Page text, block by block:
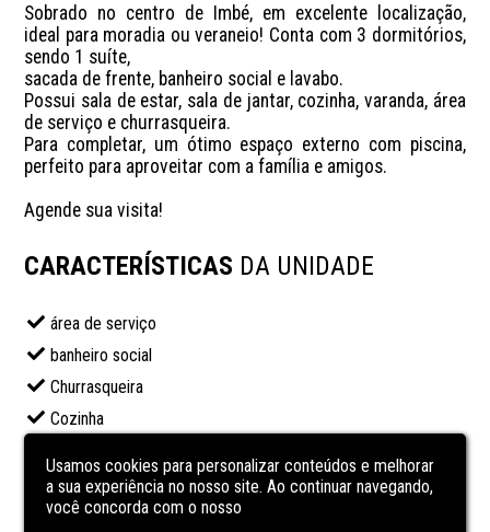
Sobrado no centro de Imbé, em excelente localização,
ideal para moradia ou veraneio! Conta com 3 dormitórios,
sendo 1 suíte,
sacada de frente, banheiro social e lavabo.
Possui sala de estar, sala de jantar, cozinha, varanda, área
de serviço e churrasqueira.
Para completar, um ótimo espaço externo com piscina,
perfeito para aproveitar com a família e amigos.
Agende sua visita!
CARACTERÍSTICAS DA UNIDADE
área de serviço
banheiro social
Churrasqueira
Cozinha
lavabo
Piscina
Usamos cookies para personalizar conteúdos e melhorar
a sua experiência no nosso site. Ao continuar navegando,
você concorda com o nosso